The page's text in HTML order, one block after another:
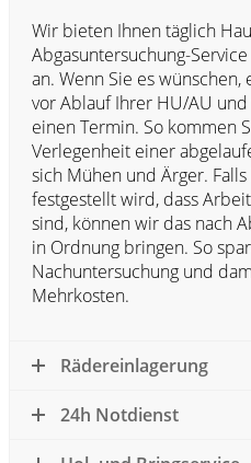
Wir bieten Ihnen täglich
Abgasuntersuchung-
an. Wenn Sie es
vor Ablauf Ihrer HU/AU
einen Termin. So kommen
Verlegenheit einer
sich Mühen und Ärger.
festgestellt wird, dass
sind, können wir das nach
in Ordnung bringen. So
Nachuntersuchung und
Mehrkosten.
Rädereinlagerung
24h Notdienst